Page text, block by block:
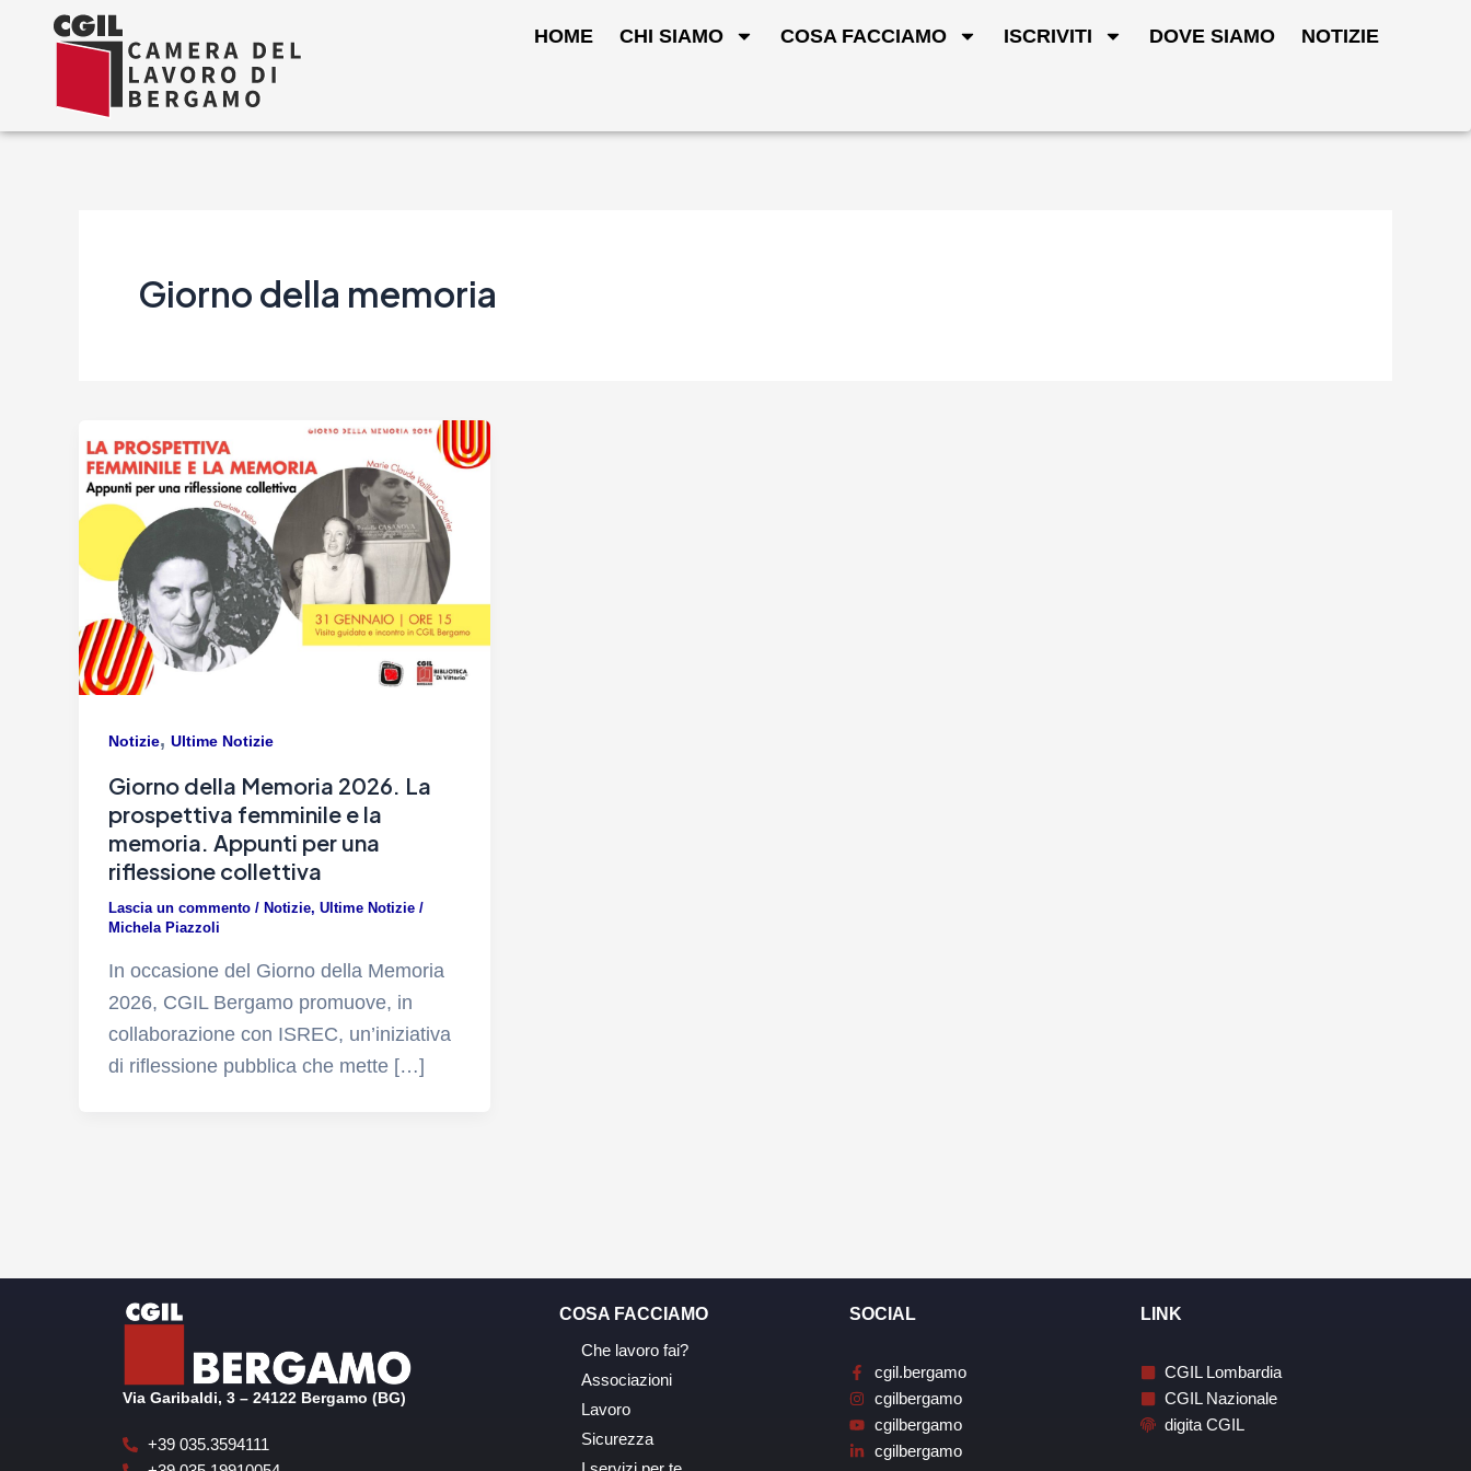
HOME CHI SIAMO COSA FACCIAMO ISCRIVITI DOVE SIAMO NOTIZIE
Giorno della memoria
Notizie, Ultime Notizie
Giorno della Memoria 2026. La
prospettiva femminile e la
memoria. Appunti per una
riflessione collettiva
Lascia un commento / Notizie, Ultime Notizie /
Michela Piazzoli
In occasione del Giorno della Memoria
2026, CGIL Bergamo promuove, in
collaborazione con ISREC, un’iniziativa
di riflessione pubblica che mette […]
Via Garibaldi, 3 – 24122 Bergamo (BG)
+39 035.3594111
COSA FACCIAMO
Che lavoro fai?
Associazioni
Lavoro
Sicurezza
SOCIAL
cgil.bergamo
cgilbergamo
cgilbergamo
cgilbergamo
LINK
CGIL Lombardia
CGIL Nazionale
digita CGIL